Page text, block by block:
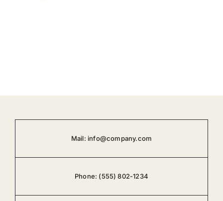
Mail: info@company.com
Phone: (555) 802-1234